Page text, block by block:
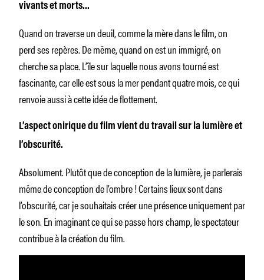
vivants et morts…
Quand on traverse un deuil, comme la mère dans le film, on
perd ses repères. De même, quand on est un immigré, on
cherche sa place. L’île sur laquelle nous avons tourné est
fascinante, car elle est sous la mer pendant quatre mois, ce qui
renvoie aussi à cette idée de flottement.
L’aspect onirique du film vient du travail sur la lumière et
l’obscurité.
Absolument. Plutôt que de conception de la lumière, je parlerais
même de conception de l’ombre ! Certains lieux sont dans
l’obscurité, car je souhaitais créer une présence uniquement par
le son. En imaginant ce qui se passe hors champ, le spectateur
contribue à la création du film.